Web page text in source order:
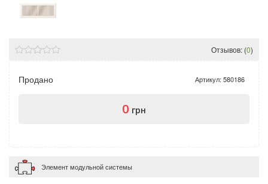
Отзывов: (0)
Продано Артикул: 580186
0 грн
Элемент модульной системы